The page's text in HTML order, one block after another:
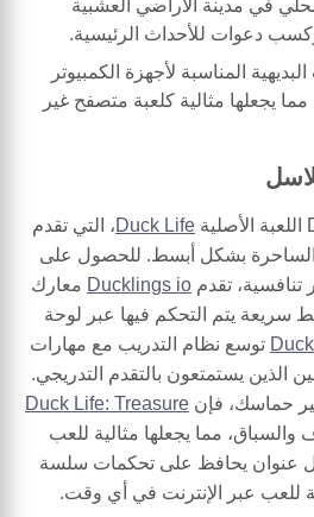
في مدينة الأراضي العشبية
دعوات للأحداث الرئيسية.
المناسبة لأجهزة الكمبيوتر
مما يجعلها مثالية كلعبة متصفح غير
Duck Life، التي تقدم
الساحرة بشكل أبسط. للحصول على
تنافسية، تقدم Ducklings io معارك
سريعة يتم التحكم فيها عبر لوحة
توسع نظام التدريب مع مهارات
الذين يستمتعون بالتقدم التدريجي.
حماسك، فإن Duck Life: Treasure
مما يجعلها مثالية للعب
كل عنوان يحافظ على تحكمات سلسة
للعب عبر الإنترنت في أي وقت.